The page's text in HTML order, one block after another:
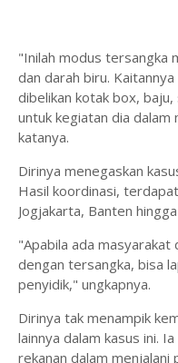
"Inilah modus tersangka
dan darah biru.
dibelikan kotak box,
untuk kegiatan dia dalam
katanya.
Dirinya menegaskan
Hasil koordinasi,
Jogjakarta, Banten
"Apabila ada masyarakat
dengan tersangka, bisa
penyidik," ungkapnya.
Dirinya tak menampik
lainnya dalam kasus ini.
rekanan dalam menjalani